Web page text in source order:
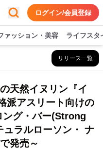
ログイン/会員登録
ァッション・美容 ライフスタ
リリース一覧
天然イヌリン『イ
派アスリート向けの
ング・バー(Strong
ラルローソン・ ナ
発売～